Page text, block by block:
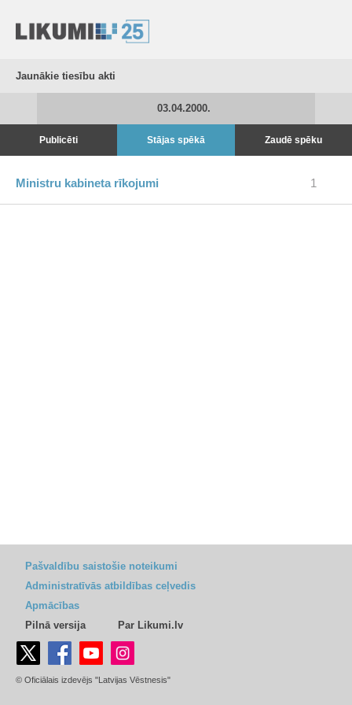
Jaunākie tiesību akti
03.04.2000.
Publicēti Stājas spēkā Zaudē spēku
Ministru kabineta rīkojumi 1
Pašvaldību saistošie noteikumi
Administratīvās atbildības ceļvedis
Apmācības
Pilnā versija
Par Likumi.lv
© Oficiālais izdevējs "Latvijas Vēstnesis"